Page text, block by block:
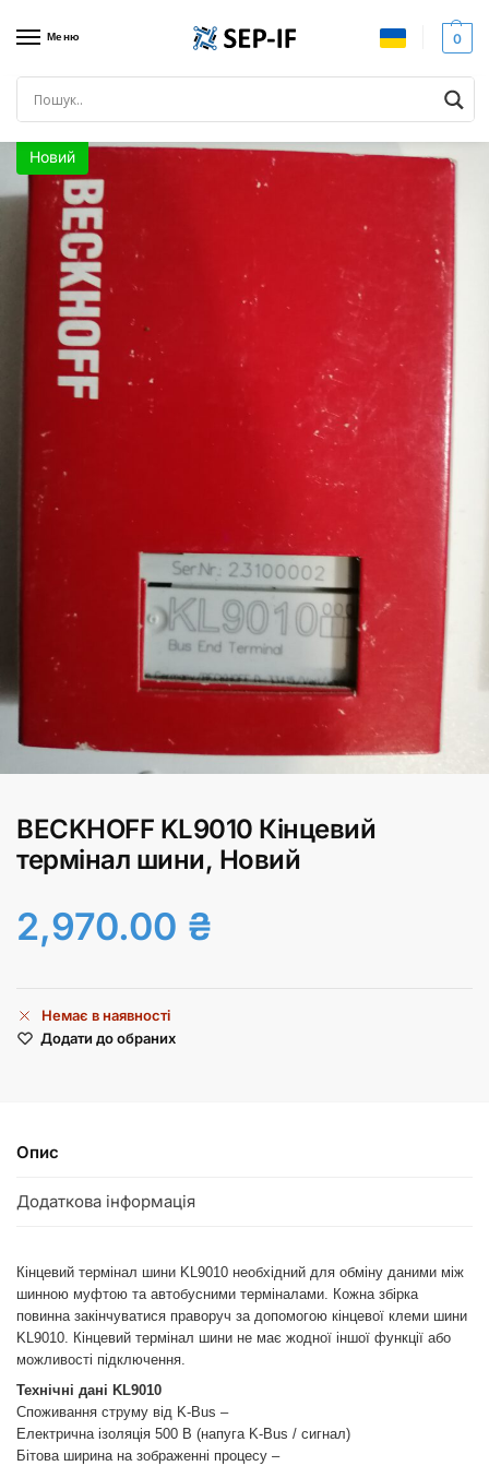
Меню 0
Головна BECKHOFF KL9010 Кінцевий термінал шини, Новий
Новий
BECKHOFF KL9010 Кінцевий
термінал шини, Новий
2,970.00 ₴
Немає в наявності
Додати до обраних
Опис
Додаткова інформація
Кінцевий термінал шини KL9010 необхідний для обміну даними між
шинною муфтою та автобусними терміналами. Кожна збірка
повинна закінчуватися праворуч за допомогою кінцевої клеми шини
KL9010. Кінцевий термінал шини не має жодної іншої функції або
можливості підключення.
Технічні дані KL9010
Споживання струму від K-Bus –
Електрична ізоляція 500 В (напуга K-Bus / сигнал)
Бітова ширина на зображенні процесу –